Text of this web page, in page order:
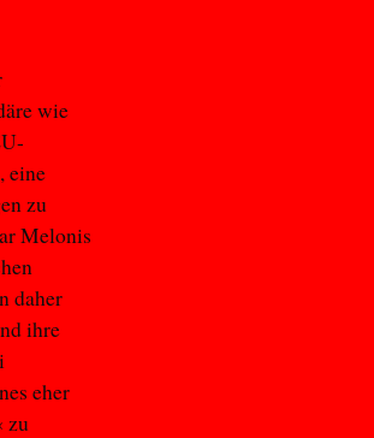
wie
eine
zu
Melonis
daher
ihre
eher
zu